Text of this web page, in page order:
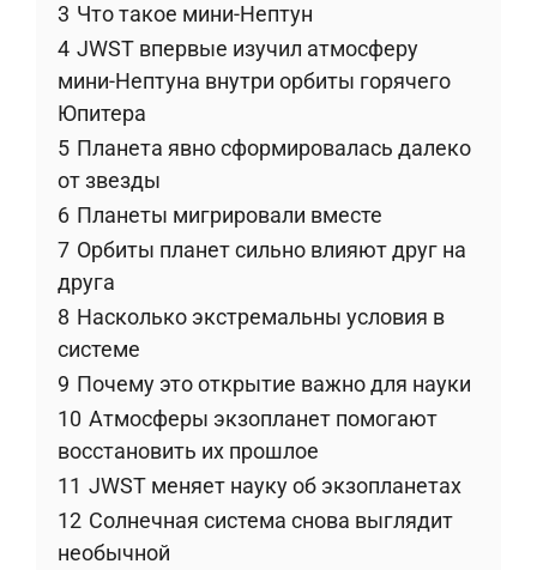
3 Что такое мини-Нептун
4 JWST впервые изучил атмосферу
мини-Нептуна внутри орбиты горячего
Юпитера
5 Планета явно сформировалась далеко
от звезды
6 Планеты мигрировали вместе
7 Орбиты планет сильно влияют друг на
друга
8 Насколько экстремальны условия в
системе
9 Почему это открытие важно для науки
10 Атмосферы экзопланет помогают
восстановить их прошлое
11 JWST меняет науку об экзопланетах
12 Солнечная система снова выглядит
необычной